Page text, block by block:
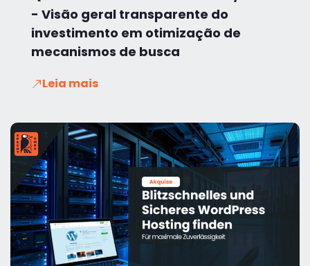
- Visão geral transparente do
investimento em otimização de
mecanismos de busca
Leia mais